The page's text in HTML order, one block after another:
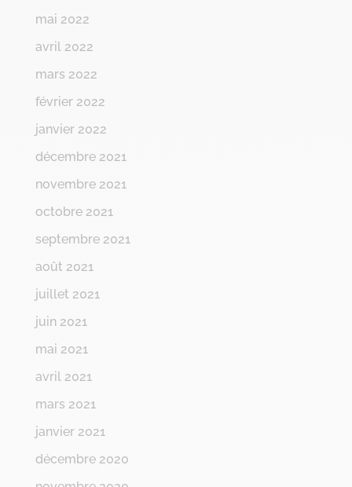
mai 2022
avril 2022
mars 2022
février 2022
janvier 2022
décembre 2021
novembre 2021
octobre 2021
septembre 2021
août 2021
juillet 2021
juin 2021
mai 2021
avril 2021
mars 2021
janvier 2021
décembre 2020